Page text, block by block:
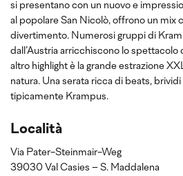
si presentano con un nuovo e
al popolare San Nicolò, offrono un mix
divertimento. Numerosi gruppi di
dall’Austria arricchiscono lo spettacolo
altro highlight è la grande estrazione
natura. Una serata ricca di beats, brividi
tipicamente Krampus.
Località
Via Pater-Steinmair-Weg
39030 Val Casies – S. Maddalena